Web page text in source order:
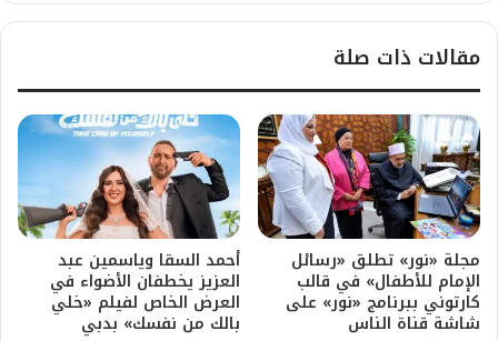
مقالات ذات صلة
مجلة «نور» تطلق «رسائل
الإمام للأطفال» في قالب
كارتوني ببرنامج «نور» على
شاشة قناة الناس
أحمد السقا وياسمين عبد
العزيز يخطفان الأضواء في
العرض الخاص لفيلم «خلي
بالك من نفسك» بدبي